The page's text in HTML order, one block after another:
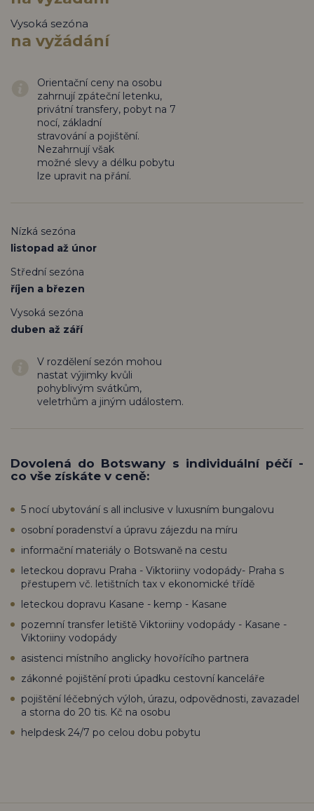
Vysoká sezóna
na vyžádání
Orientační ceny na osobu
zahrnují zpáteční letenku,
privátní transfery, pobyt na 7
nocí, základní
stravování a pojištění.
Nezahrnují však
možné slevy a délku pobytu
lze upravit na přání.
Nízká sezóna
listopad až únor
Střední sezóna
říjen a březen
Vysoká sezóna
duben až září
V rozdělení sezón mohou
nastat výjimky kvůli
pohyblivým svátkům,
veletrhům a jiným událostem.
Dovolená do Botswany s individuální péčí -
co vše získáte v ceně:
5 nocí ubytování s all inclusive v luxusním bungalovu
osobní poradenství a úpravu zájezdu na míru
informační materiály o Botswaně na cestu
leteckou dopravu Praha - Viktoriiny vodopády- Praha s
přestupem vč. letištních tax v ekonomické třídě
leteckou dopravu Kasane - kemp - Kasane
pozemní transfer letiště Viktoriiny vodopády - Kasane -
Viktoriiny vodopády
asistenci místního anglicky hovořícího partnera
zákonné pojištění proti úpadku cestovní kanceláře
pojištění léčebných výloh, úrazu, odpovědnosti, zavazadel
a storna do 20 tis. Kč na osobu
helpdesk 24/7 po celou dobu pobytu